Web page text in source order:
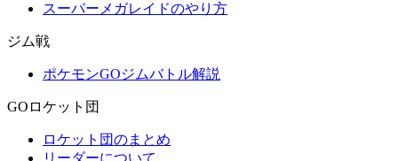
スーパーメガレイドのやり方
ジム戦
ポケモンGOジムバトル解説
GOロケット団
ロケット団のまとめ
リーダーについて